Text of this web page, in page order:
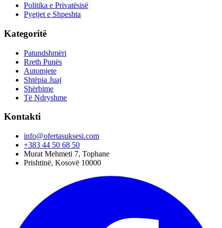
Politika e Privatësisë
Pyetjet e Shpeshta
Kategoritë
Patundshmëri
Rreth Punës
Automjete
Shtëpia Juaj
Shërbime
Të Ndryshme
Kontakti
info@ofertasuksesi.com
+383 44 50 68 50
Murat Mehmeti 7, Tophane
Prishtinë, Kosovë 10000